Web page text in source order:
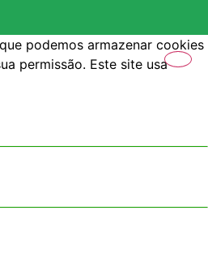
podemos armazenar cookies
permissão. Este site usa